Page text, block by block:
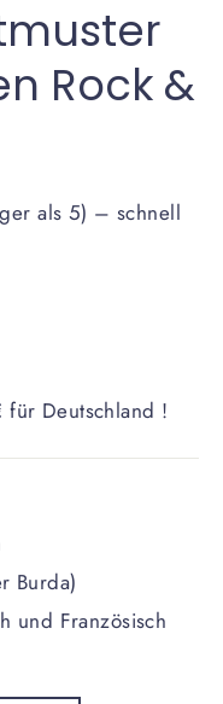
Rock &
als 5) – schnell
für Deutschland !
Burda)
und Französisch